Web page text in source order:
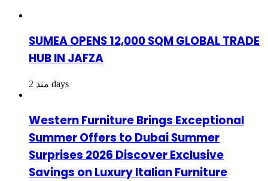
SUMEA OPENS 12,000 SQM GLOBAL TRADE
HUB IN JAFZA
منذ 2 days
Western Furniture Brings Exceptional
Summer Offers to Dubai Summer
Surprises 2026 Discover Exclusive
Savings on Luxury Italian Furniture